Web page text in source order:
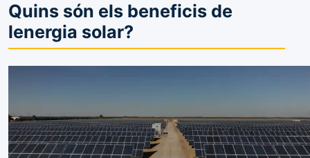
Quins són els beneficis de
lenergia solar?